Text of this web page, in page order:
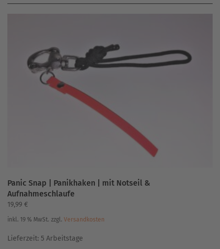
Panic Snap | Panikhaken | mit Notseil &
Aufnahmeschlaufe
19,99 €
inkl. 19 % MwSt. zzgl. Versandkosten
Lieferzeit: 5 Arbeitstage